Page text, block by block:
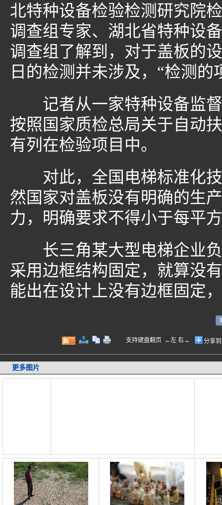
北特种设备检验检测研究院
调查组专家、湖北省特种设
调查组了解到，对于盖板的
日的检测并未涉及，“检测
记者从一家特种设备监督
按照国家质检总局关于自动
有列在检验项目中。
对此，全国电梯标准化技
然国家对盖板没有明确的生
力，明确要求不得小于每平
长三角某大型电梯企业负
采用边框结构固定，就算没
能出在设计上没有边框固定
1
支持键盘翻页 ←左 右→ 分享
更多图片